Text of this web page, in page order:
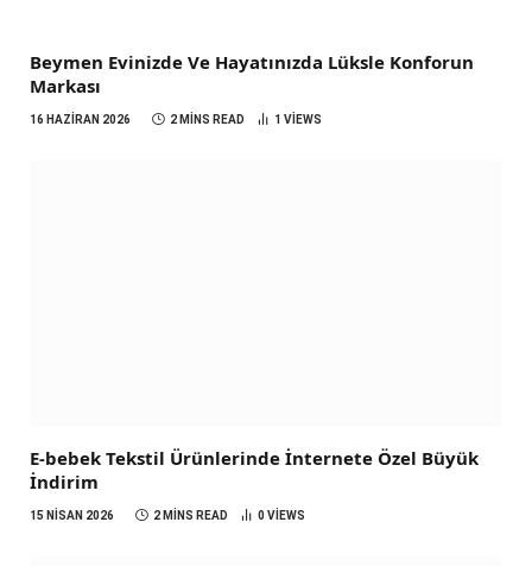
Beymen Evinizde Ve Hayatınızda Lüksle Konforun
Markası
16 HAZIRAN 2026 2 MINS READ 1 VIEWS
E-bebek Tekstil Ürünlerinde İnternete Özel Büyük
İndirim
15 NISAN 2026 2 MINS READ 0 VIEWS